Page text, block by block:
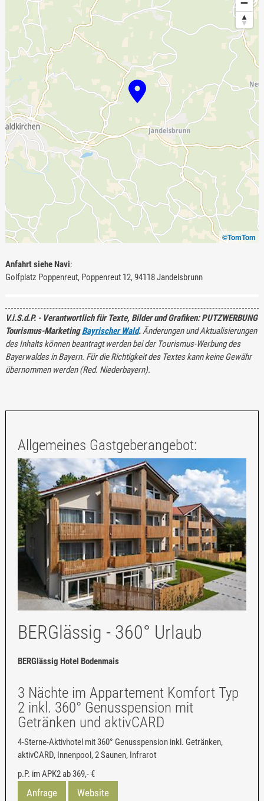
©TomTom
Anfahrt siehe Navi:
Golfplatz Poppenreut, Poppenreut 12, 94118 Jandelsbrunn
V.i.S.d.P. - Verantwortlich für Texte, Bilder und Grafiken: PUTZWERBUNG
Tourismus-MarketingBayrischer Wald.Änderungen und Aktualisierungen
des Inhalts können beantragt werden bei der Tourismus-Werbung des
Bayerwaldes in Bayern. Für die Richtigkeit des Textes kann keine Gewähr
übernommen werden (Red. Niederbayern).
Allgemeines Gastgeberangebot:
BERGlässig - 360° Urlaub
BERGlässig Hotel Bodenmais
3 Nächte im Appartement Komfort Typ
2 inkl. 360° Genusspension mit
Getränken und aktivCARD
4-Sterne-Aktivhotel mit 360° Genusspension inkl. Getränken,
aktivCARD, Innenpool, 2 Saunen, Infrarot
p.P. im APK2 ab369,- €
Anfrage Website